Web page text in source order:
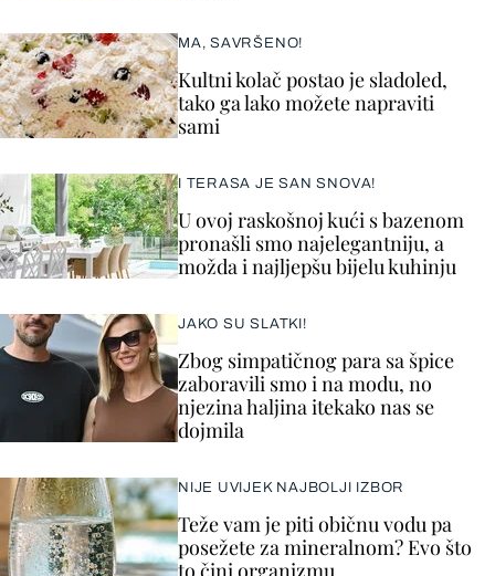
MA, SAVRŠENO!
Kultni kolač postao je sladoled,
tako ga lako možete napraviti
sami
I TERASA JE SAN SNOVA!
U ovoj raskošnoj kući s bazenom
pronašli smo najelegantniju, a
možda i najljepšu bijelu kuhinju
JAKO SU SLATKI!
Zbog simpatičnog para sa špice
zaboravili smo i na modu, no
njezina haljina itekako nas se
dojmila
NIJE UVIJEK NAJBOLJI IZBOR
Teže vam je piti običnu vodu pa
posežete za mineralnom? Evo što
to čini organizmu